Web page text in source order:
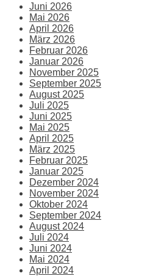
Juni 2026
Mai 2026
April 2026
März 2026
Februar 2026
Januar 2026
November 2025
September 2025
August 2025
Juli 2025
Juni 2025
Mai 2025
April 2025
März 2025
Februar 2025
Januar 2025
Dezember 2024
November 2024
Oktober 2024
September 2024
August 2024
Juli 2024
Juni 2024
Mai 2024
April 2024